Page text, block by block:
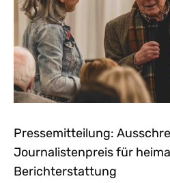
Pressemitteilung:
Journalistenpreis für
Berichterstattung